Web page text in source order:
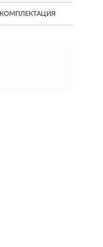
КОМПЛЕКТАЦИЯ